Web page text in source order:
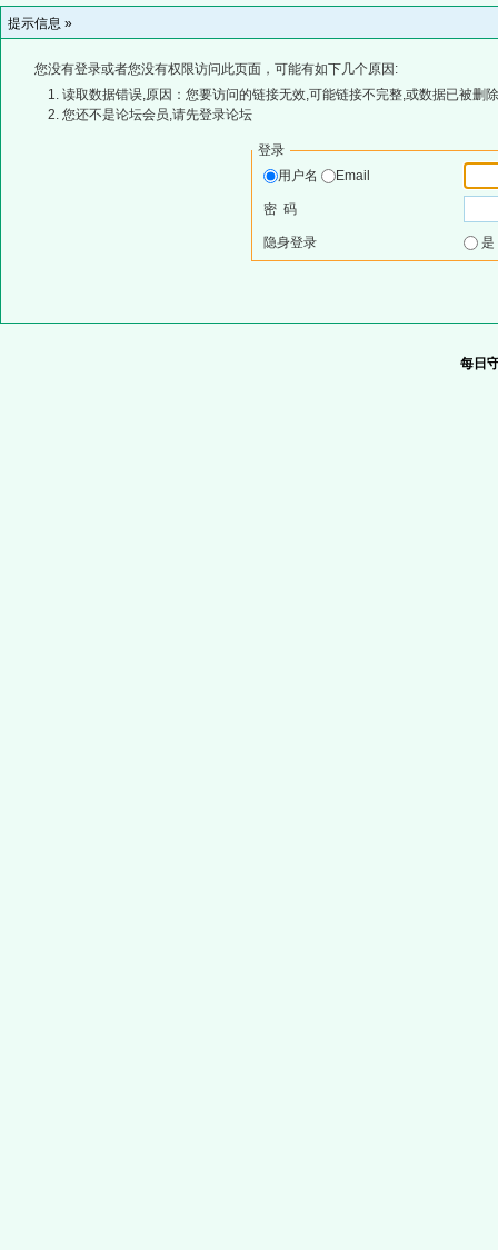
提示信息 »
您没有登录或者您没有权限访问此页面，可能有如下几个原因:
读取数据错误,原因：您要访问的链接无效,可能链接不完整,或数据已被删
您还不是论坛会员,请先登录论坛
登录
用户名
Email
密 码
隐身登录
每日